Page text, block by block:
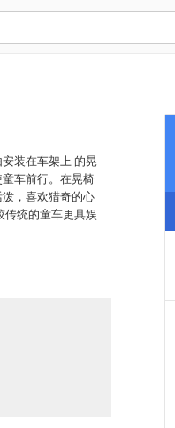
装在车架上 的晃
车前行。在晃椅
，喜欢猎奇的心
传统的童车更具娱